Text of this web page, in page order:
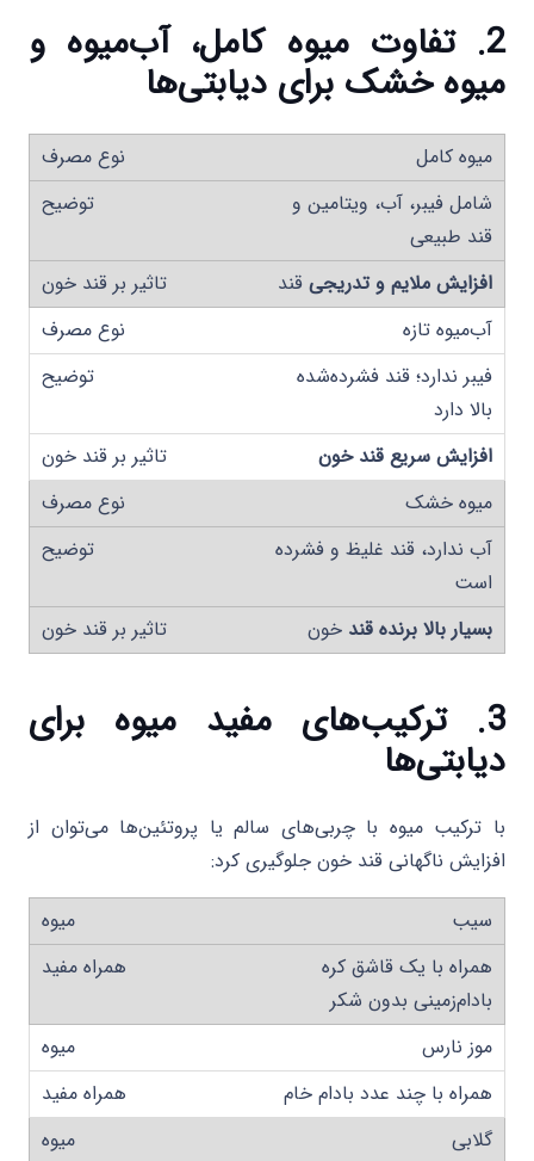
2. تفاوت میوه‌ کامل، آب‌میوه و
میوه خشک برای دیابتی‌ها
میوه کامل
شامل فیبر، آب، ویتامین و
قند طبیعی
افزایش ملایم و تدریجی قند
آب‌میوه تازه
فیبر ندارد؛ قند فشرده‌شده
بالا دارد
افزایش سریع قند خون
میوه خشک
آب ندارد، قند غلیظ و فشرده
است
بسیار بالا برنده قند خون
3. ترکیب‌های مفید میوه برای
دیابتی‌ها
با ترکیب میوه با چربی‌های سالم یا پروتئین‌ها می‌توان از
افزایش ناگهانی قند خون جلوگیری کرد:
سیب
همراه با یک قاشق کره
بادام‌زمینی بدون شکر
موز نارس
همراه با چند عدد بادام خام
گلابی